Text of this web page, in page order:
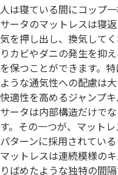
人は寝ている間にコップ
サータのマットレスは寝
気を押し出し、換気して
りカビやダニの発生を抑
を保つことができます。
ような通気性への配慮は
快適性を高めるジャンプ
サータは内部構造だけで
す。その一つが、マット
パターンに採用されてい
マットレスは連続模様の
りばめたような独特の間